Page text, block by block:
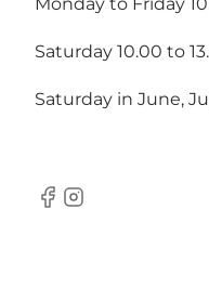
Monday to Friday
Saturday 10.00 to
Saturday in June,
Facebook
Instagram